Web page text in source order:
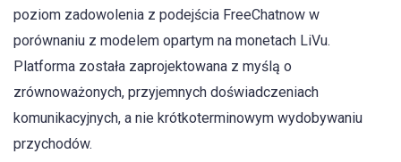
poziom zadowolenia z podejścia FreeChatnow w
porównaniu z modelem opartym na monetach LiVu.
Platforma została zaprojektowana z myślą o
zrównoważonych, przyjemnych doświadczeniach
komunikacyjnych, a nie krótkoterminowym wydobywaniu
przychodów.